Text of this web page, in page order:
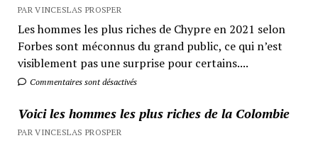
PAR VINCESLAS PROSPER
Les hommes les plus riches de Chypre en 2021 selon
Forbes sont méconnus du grand public, ce qui n’est
visiblement pas une surprise pour certains....
Commentaires sont désactivés
Voici les hommes les plus riches de la Colombie
PAR VINCESLAS PROSPER